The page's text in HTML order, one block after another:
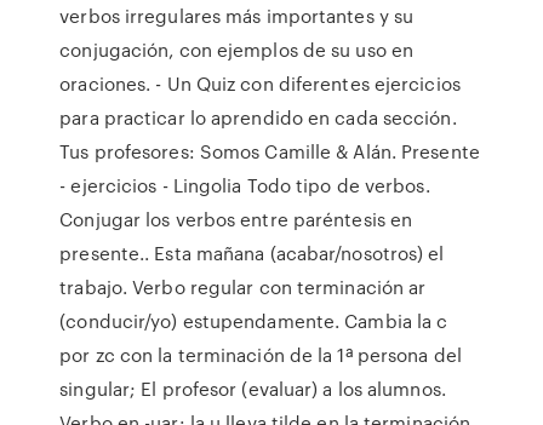
verbos irregulares más importantes y su
conjugación, con ejemplos de su uso en
oraciones. - Un Quiz con diferentes ejercicios
para practicar lo aprendido en cada sección.
Tus profesores: Somos Camille & Alán. Presente
- ejercicios - Lingolia Todo tipo de verbos.
Conjugar los verbos entre paréntesis en
presente.. Esta mañana (acabar/nosotros) el
trabajo. Verbo regular con terminación ar
(conducir/yo) estupendamente. Cambia la c
por zc con la terminación de la 1ª persona del
singular; El profesor (evaluar) a los alumnos.